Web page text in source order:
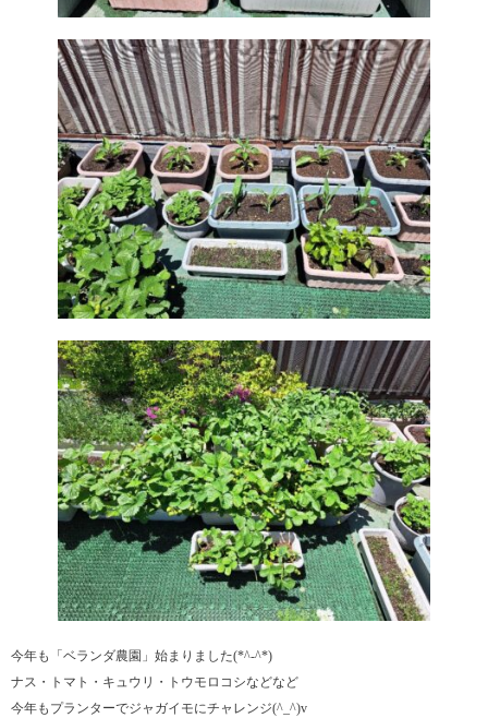
今年も「ベランダ農園」始まりました(*^-^*)
ナス・トマト・キュウリ・トウモロコシなどなど
今年もプランターでジャガイモにチャレンジ(^_^)v